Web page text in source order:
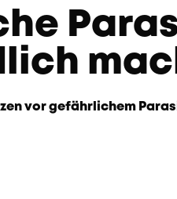
vor gefährlichem